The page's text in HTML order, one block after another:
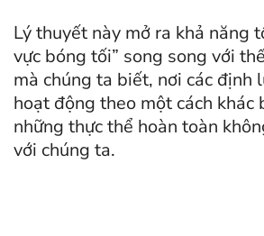
Lý thuyết này mở ra khả năng
vực bóng tối” song song với
mà chúng ta biết, nơi các định
hoạt động theo một cách khác
những thực thể hoàn toàn
với chúng ta.